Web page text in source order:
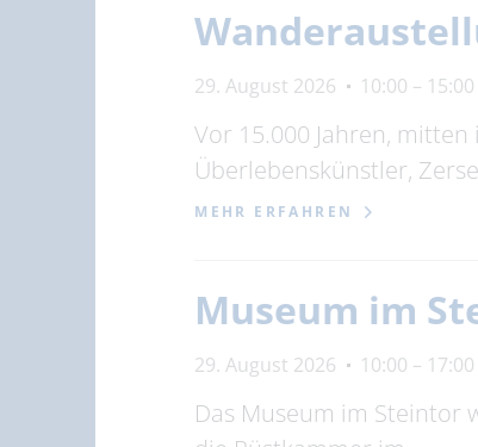
29. August 2026 10:00 –
Vor 15.000 Jahren,
Überlebenskünstler,
MEHR ERFAHREN
Museum im
29. August 2026 10:00 –
Das Museum im Steintor